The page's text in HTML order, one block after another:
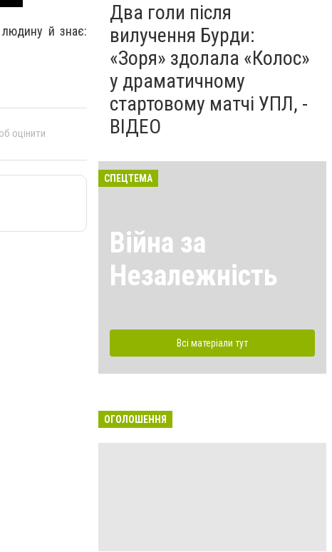
людину й знає:
оцінити
Два голи після
вилучення Бурди:
«Зоря» здолала «Колос»
у драматичному
стартовому матчі УПЛ, -
ВІДЕО
СПЕЦТЕМА
Війна за
Незалежність
Всі матеріали тут
ОГОЛОШЕННЯ